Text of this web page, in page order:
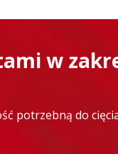
w
potrzebną do